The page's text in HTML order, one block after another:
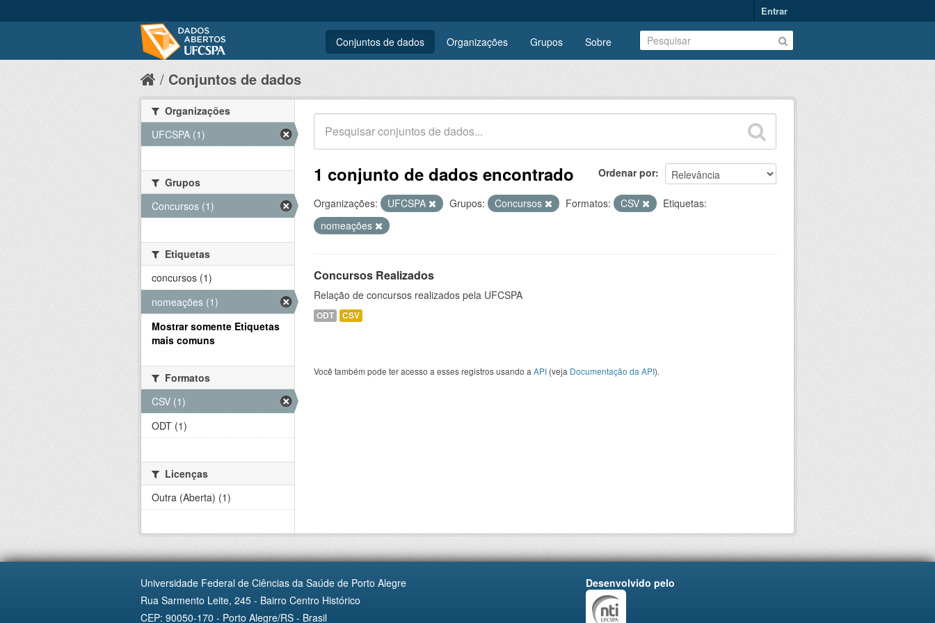
Entrar
Conjuntos de dados Organizações Grupos Sobre
Conjuntos de dados
Ordenar por
1 conjunto de dados encontrado
Organizações: UFCSPA Grupos: Concursos Formatos: CSV
Etiquetas:
nomeações
Concursos Realizados
Relação de concursos realizados pela UFCSPA
ODT CSV
Você também pode ter acesso a esses registros usando a API (veja Documentação da API).
Organizações
UFCSPA (1)
Grupos
Concursos (1)
Etiquetas
concursos (1)
nomeações (1)
Mostrar somente Etiquetas
mais comuns
Formatos
CSV (1)
ODT (1)
Licenças
Outra (Aberta) (1)
Universidade Federal de Ciências da Saúde de Porto Alegre
Rua Sarmento Leite, 245 - Bairro Centro Histórico
CEP: 90050-170 - Porto Alegre/RS - Brasil
Desenvolvido pelo